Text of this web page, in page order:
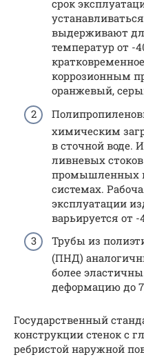
срок
выдерживают
температур от -
коррозионным
оранжевый,
химическим
в сточной воде.
ливневых
промышленных
системах.
эксплуатации
варьируется от -
Трубы из
(ПНД)
более
деформацию до
Государственный
конструкции стенок с
ребристой наружной